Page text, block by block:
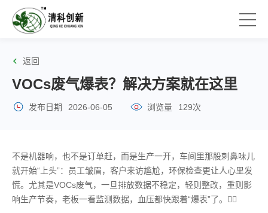
返回
VOCs废气爆表？解决方案就在这里
发布日期 2026-06-05 浏览量 129次
不是机器响，也不是订单赶，而是生产一开，车间里那股刺鼻味儿
就开始“上头”：员工皱眉，客户来访尴尬，环保检查更让人心里发
慌。尤其是VOCs废气，一旦排放数据不稳定，轻则整改，重则影
响生产节奏，老板一看监测数据，血压都快跟着“爆表”了。😵‍💫